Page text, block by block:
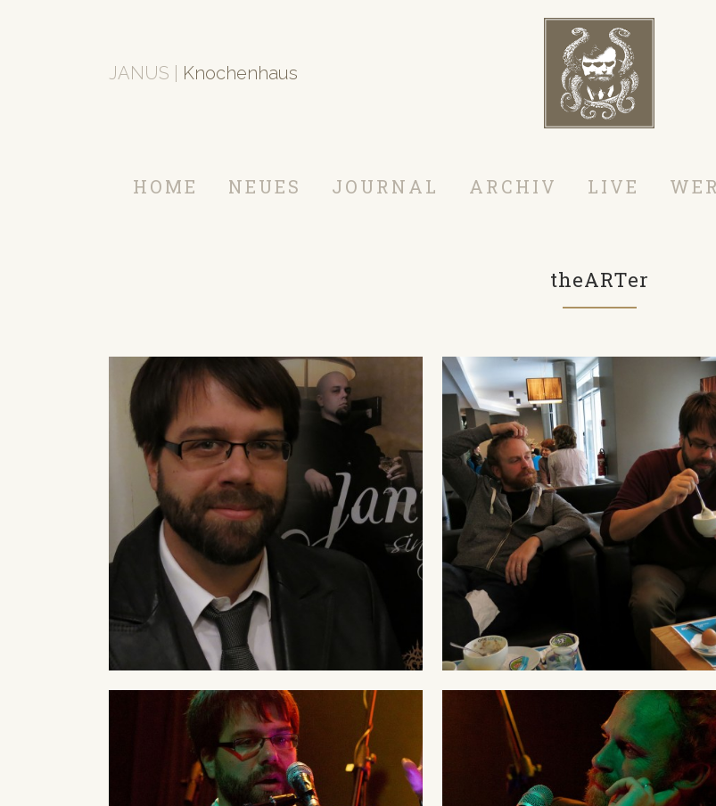
JANUS | Knochenhaus
HOME NEUES JOURNAL ARCHIV LIVE
theARTer